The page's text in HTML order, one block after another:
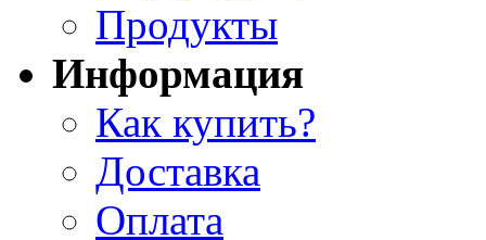
Продукты
Информация
Как купить?
Доставка
Оплата